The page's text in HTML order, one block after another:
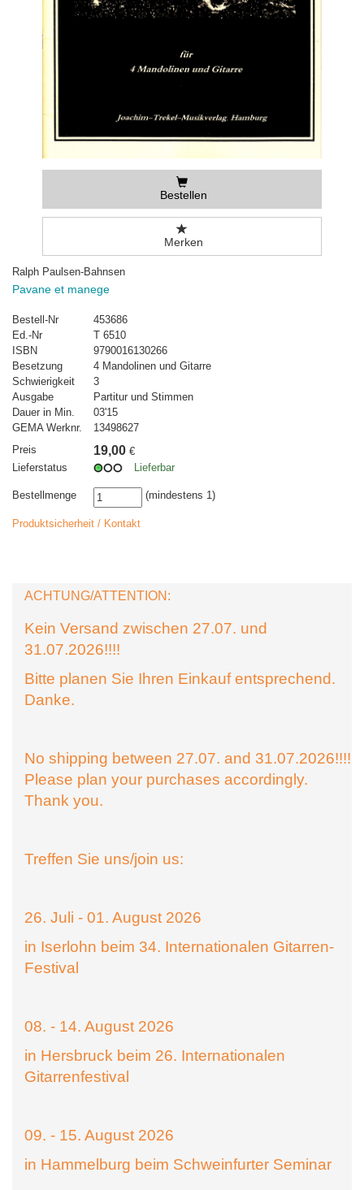
Bestellen
Merken
Ralph Paulsen-Bahnsen
Pavane et manege
Bestell-Nr
453686
Ed.-Nr
T 6510
ISBN
9790016130266
Besetzung
4 Mandolinen und Gitarre
Schwierigkeit
3
Ausgabe
Partitur und Stimmen
Dauer in Min.
03'15
GEMA Werknr.
13498627
Preis
19,00 €
Lieferstatus
Lieferbar
Bestellmenge (mindestens 1)
Produktsicherheit / Kontakt
ACHTUNG/ATTENTION:
Kein Versand zwischen 27.07. und
31.07.2026!!!!
Bitte planen Sie Ihren Einkauf entsprechend.
Danke.
No shipping between 27.07. and 31.07.2026!!!!
Please plan your purchases accordingly.
Thank you.
Treffen Sie uns/join us:
26. Juli - 01. August 2026
in Iserlohn beim 34. Internationalen Gitarren-
Festival
08. - 14. August 2026
in Hersbruck beim 26. Internationalen
Gitarrenfestival
09. - 15. August 2026
in Hammelburg beim Schweinfurter Seminar